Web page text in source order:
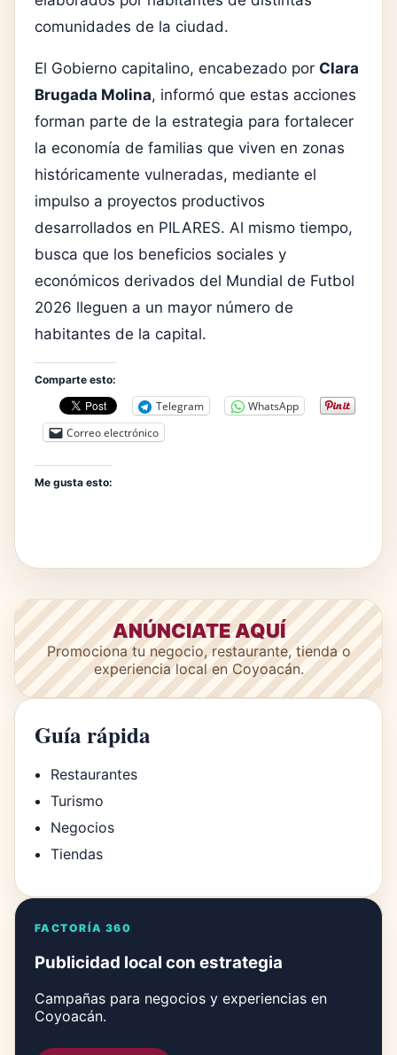
comunidades de la ciudad.
El Gobierno capitalino, encabezado por Clara
Brugada Molina, informó que estas acciones
forman parte de la estrategia para fortalecer
la economía de familias que viven en zonas
históricamente vulneradas, mediante el
impulso a proyectos productivos
desarrollados en PILARES. Al mismo tiempo,
busca que los beneficios sociales y
económicos derivados del Mundial de Futbol
2026 lleguen a un mayor número de
habitantes de la capital.
Comparte esto:
Telegram
WhatsApp
Correo electrónico
Me gusta esto:
ANÚNCIATE AQUÍ
Promociona tu negocio, restaurante, tienda o
experiencia local en Coyoacán.
Guía rápida
Restaurantes
Turismo
Negocios
Tiendas
FACTORÍA 360
Publicidad local con estrategia
Campañas para negocios y experiencias en
Coyoacán.